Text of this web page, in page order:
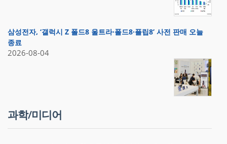
삼성전자, ‘갤럭시 Z 폴드8 울트라·폴드8·플립8’ 사전 판매 오늘
종료
2026-08-04
과학/미디어